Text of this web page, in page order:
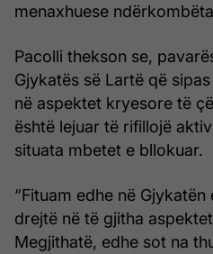
menaxhuese
Pacolli thekson se,
Gjykatës së Lartë që
në aspektet kryesore të
është lejuar të rifillojë
situata mbetet e bllokuar.
“Fituam edhe në
drejtë në të gjitha
Megjithatë, edhe sot na